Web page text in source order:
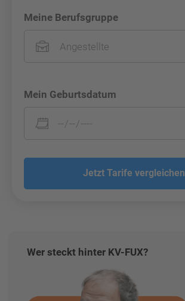
Meine Berufsgruppe
Mein Geburtsdatum
Jetzt Tarife vergleichen
Wer steckt hinter KV-FUX?